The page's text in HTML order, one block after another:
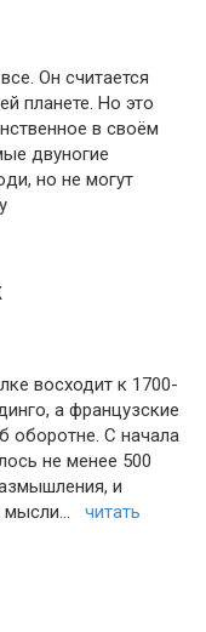
Он считается
планете. Но это
в своём
двуногие
но не могут
восходит к 1700-
а французские
оборотне. С начала
не менее 500
и
мысли… читать